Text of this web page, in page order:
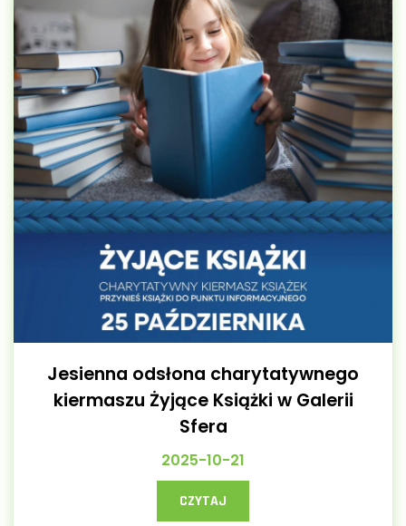
Jesienna odsłona charytatywnego
kiermaszu Żyjące Książki w Galerii
Sfera
2025-10-21
CZYTAJ